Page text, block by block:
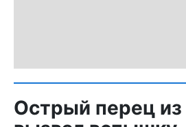
Острый перец